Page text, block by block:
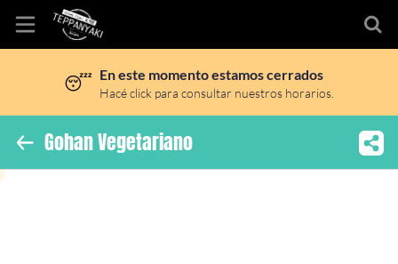
Inicio
Ubicación
😴 En este momento estamos cerrados
Hacé click para consultar nuestros horarios.
Gohan Vegetariano